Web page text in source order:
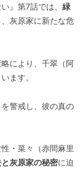
』第7話では、 緑
灰原家に新たな危
により、千翠（阿
ます。
警戒し、彼の真の
・菜々（赤間麻里
灰原家の秘密に迫